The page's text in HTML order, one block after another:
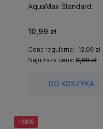
AquaMax Standard.
10,99 zł
Cena regularna: 12,00 zł
Najniższa cena: 9,99 zł
DO KOSZYKA
-18%